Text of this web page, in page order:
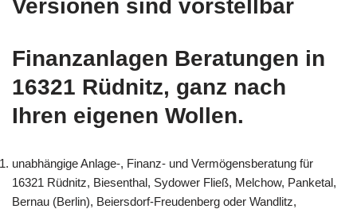
Versionen sind vorstellbar
Finanzanlagen Beratungen in
16321 Rüdnitz, ganz nach
Ihren eigenen Wollen.
unabhängige Anlage-, Finanz- und Vermögensberatung für
16321 Rüdnitz, Biesenthal, Sydower Fließ, Melchow, Panketal,
Bernau (Berlin), Beiersdorf-Freudenberg oder Wandlitz,